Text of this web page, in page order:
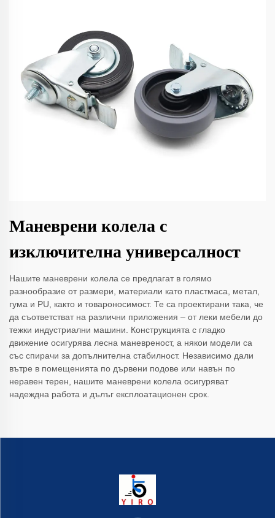
Маневрени колела с
изключителна универсалност
Нашите маневрени колела се предлагат в голямо
разнообразие от размери, материали като пластмаса, метал,
гума и PU, както и товароносимост. Те са проектирани така, че
да съответстват на различни приложения – от леки мебели до
тежки индустриални машини. Конструкцията с гладко
движение осигурява лесна маневреност, а някои модели са
със спирачи за допълнителна стабилност. Независимо дали
вътре в помещенията по дървени подове или навън по
неравен терен, нашите маневрени колела осигуряват
надеждна работа и дълъг експлоатационен срок.